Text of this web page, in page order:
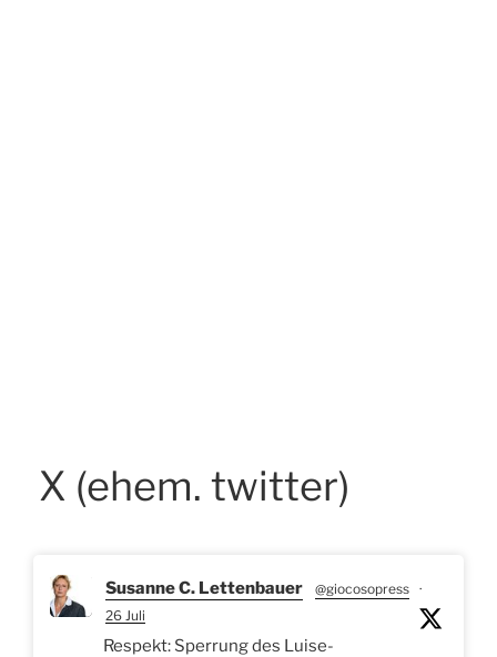
X (ehem. twitter)
Susanne C. Lettenbauer @giocosopress ·
26 Juli
Respekt: Sperrung des Luise-